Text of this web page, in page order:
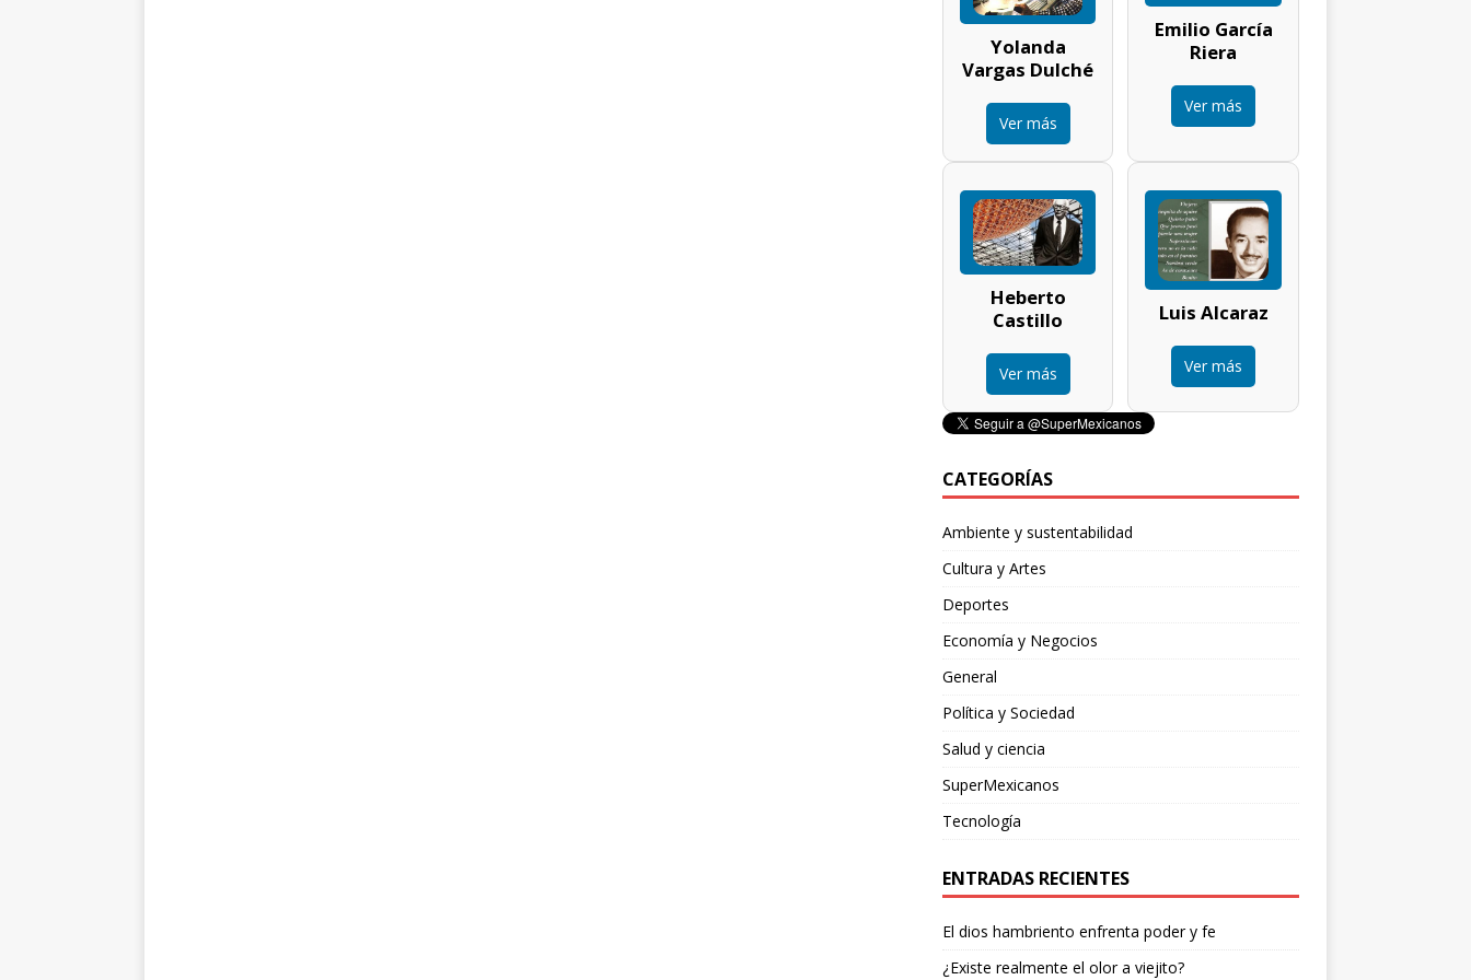
Yolanda
Vargas Dulché
Ver más
Emilio García
Riera
Ver más
Heberto
Castillo
Ver más
Luis Alcaraz
Ver más
CATEGORÍAS
Ambiente y sustentabilidad
Cultura y Artes
Deportes
Economía y Negocios
General
Política y Sociedad
Salud y ciencia
SuperMexicanos
Tecnología
ENTRADAS RECIENTES
El dios hambriento enfrenta poder y fe
¿Existe realmente el olor a viejito?